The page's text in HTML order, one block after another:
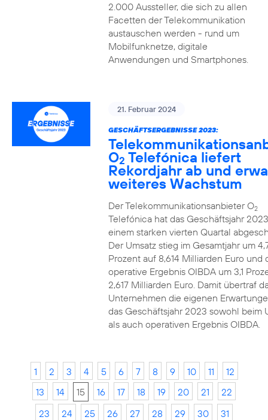
2.000 Aussteller, die sich zu allen
Facetten der Telekommunikation
austauschen werden - rund um
Mobilfunknetze, digitale
Anwendungen und Smartphones.
21. Februar 2024
GESCHÄFTSERGEBNISSE 2023:
O2 Telefónica liefert
Rekordjahr ab und
weiteres Wachstum
Der Telekommunikationsanbieter O2
Telefónica hat das Geschäftsjahr
einem starken vierten Quartal
Der Umsatz stieg im Gesamtjahr um
Prozent auf 8,614 Milliarden Euro und
operative Ergebnis OIBDA um 3,1
2,617 Milliarden Euro. Damit übertraf
Unternehmen die eigenen
das Geschäftsjahr 2023 sowohl beim
als auch operativen Ergebnis OIBDA.
1 2 3 4 5 6 7 8 9 10 11
12
13
14 15 16 17 18 19 20 21
22
23
24 25 26 27 28 29 30
31